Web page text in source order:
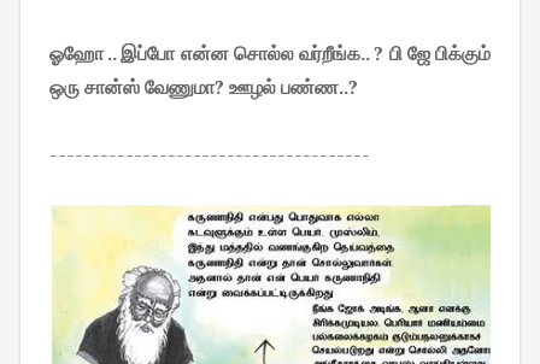
ஓஹோ .. இப்போ என்ன சொல்ல வர்றீங்க.. ? பி ஜே பிக்கும்
ஒரு சான்ஸ் வேணுமா? ஊழல் பண்ண..?
--------------------------------------